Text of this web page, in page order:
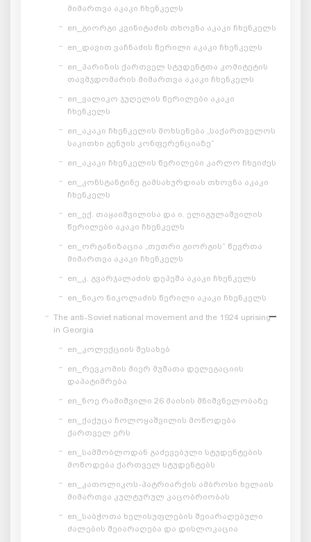
მიმართვა აკაკი ჩხენკელს
en_გიორგი კვინიტაძის თხოვნა აკაკი ჩხენკელს
en_დავით ვაჩნაძის წერილი აკაკი ჩხენკელს
en_პარიზის ქართველ სტუდენტთა კომიტეტის
თავმჯდომარის მიმართვა აკაკი ჩხენკელს
en_ვალიკო ჯუღელის წერილები აკაკი
ჩხენკელს
en_აკაკი ჩხენკელის მოხსენება „საქართველოს
საკითხი გენუის კონფერენციაზე“
en_აკაკი ჩხენკელის წერილები კარლო ჩხეიძეს
en_კონსტანტინე გამსახურდიას თხოვნა აკაკი
ჩხენკელს
en_ექ. თაყაიშვილისა და ი. ელიგულაშვილის
წერილები აკაკი ჩხენკელს
en_ორგანიზაცია „თეთრი გიორგის“ წევრთა
მიმართვა აკაკი ჩხენკელს
en_კ. გვარჯალაძის დეპეშა აკაკი ჩხენკელს
en_ნიკო ნიკოლაძის წერილი აკაკი ჩხენკელს
The anti-Soviet national movement and the 1924 uprising
in Georgia
en_კოლექციის შესახებ
en_რევკომის მიერ მუშათა დელეგაციის
დაპატიმრება
en_ნოე რამიშვილი 26 მაისის მნიშვნელობაზე
en_ქაქუცა ჩოლოყაშვილის მოწოდება
ქართველ ერს
en_სამშობლოდან გაძევებული სტუდენტების
მოწოდება ქართველ სტუდენტებს
en_კათოლიკოს-პატრიარქის ამბროსი ხელაის
მიმართვა კულტურულ კაცობრიობას
en_საბჭოთა ხელისუფლების შეიარაღებული
ძალების შეიარაღება და დისლოკაცია